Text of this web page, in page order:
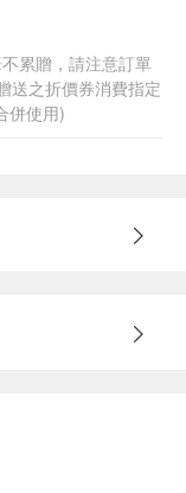
累贈，請注意訂單
送之折價券消費指定
併使用)